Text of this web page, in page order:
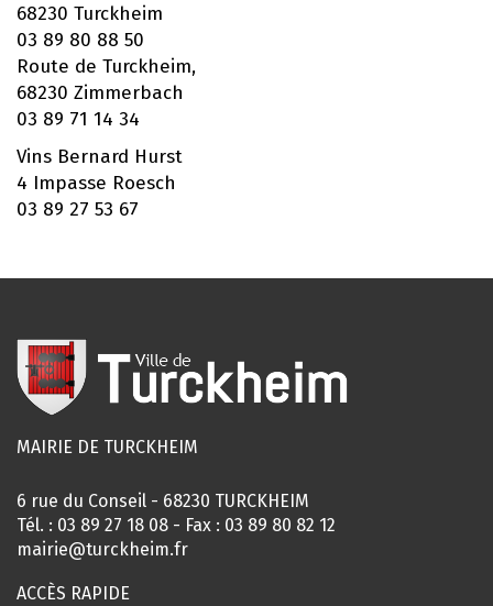
68230 Turckheim
03 89 80 88 50
Route de Turckheim,
68230 Zimmerbach
03 89 71 14 34
Vins Bernard Hurst
4 Impasse Roesch
03 89 27 53 67
MAIRIE DE TURCKHEIM
6 rue du Conseil - 68230 TURCKHEIM
Tél. : 03 89 27 18 08 - Fax : 03 89 80 82 12
mairie@turckheim.fr
ACCÈS RAPIDE